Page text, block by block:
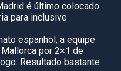
é último colocado
para inclusive
espanhol, a equipe
por 2×1 de
Resultado bastante